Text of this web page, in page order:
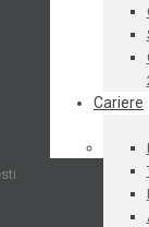
Cariere